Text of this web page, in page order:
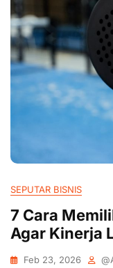
SEPUTAR BISNIS
7 Cara
Agar Kinerja
Feb 23, 2026